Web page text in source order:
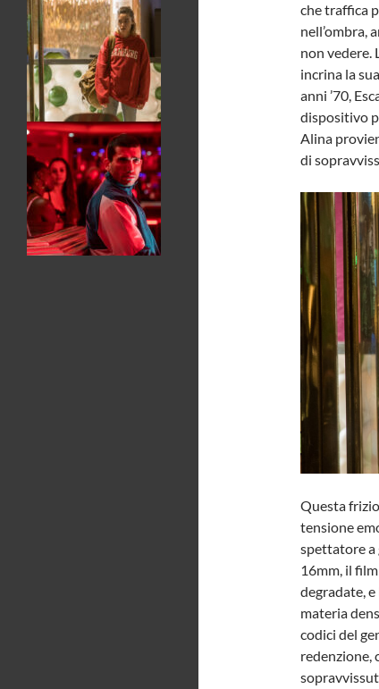
che traffica
nell’ombra,
non vedere.
incrina la
anni ’70,
dispositivo
Alina
di
Questa
tensione
spettatore a
16mm, il
degradate,
materia
codici del
redenzione,